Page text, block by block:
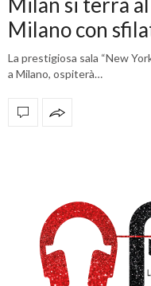
Milano con
La prestigiosa sala “New
a Milano, ospiterà…